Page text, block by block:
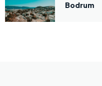
Bodrum